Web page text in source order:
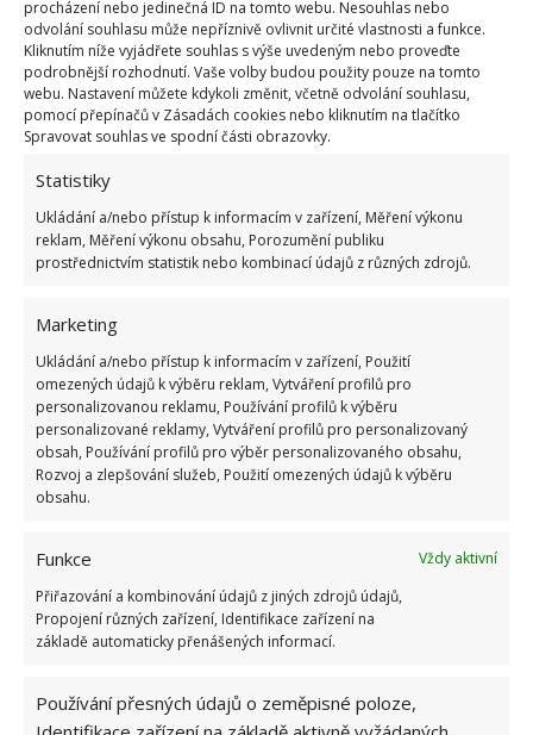
procházení nebo jedinečná ID na tomto webu. Nesouhlas nebo
odvolání souhlasu může nepříznivě ovlivnit určité vlastnosti a funkce.
Kliknutím níže vyjádřete souhlas s výše uvedeným nebo proveďte
podrobnější rozhodnutí. Vaše volby budou použity pouze na tomto
webu. Nastavení můžete kdykoli změnit, včetně odvolání souhlasu,
pomocí přepínačů v Zásadách cookies nebo kliknutím na tlačítko
Spravovat souhlas ve spodní části obrazovky.
Statistiky
Ukládání a/nebo přístup k informacím v zařízení, Měření výkonu
reklam, Měření výkonu obsahu, Porozumění publiku
prostřednictvím statistik nebo kombinací údajů z různých zdrojů.
Marketing
Ukládání a/nebo přístup k informacím v zařízení, Použití
omezených údajů k výběru reklam, Vytváření profilů pro
personalizovanou reklamu, Používání profilů k výběru
personalizované reklamy, Vytváření profilů pro personalizovaný
obsah, Používání profilů pro výběr personalizovaného obsahu,
Rozvoj a zlepšování služeb, Použití omezených údajů k výběru
obsahu.
Funkce
Vždy aktivní
Přiřazování a kombinování údajů z jiných zdrojů údajů,
Propojení různých zařízení, Identifikace zařízení na
základě automaticky přenášených informací.
Používání přesných údajů o zeměpisné poloze,
Fotografie: Freepik
Jaký další přípravek nekombinovat
s octem
Nekombinujte jej s žádným kupovaným čističem.
Chlor je obsažený skoro ve všech prostředcích. Je
velmi nebezpečné tyto dvě látky mísit. Dokonce není
doporučeno používat jeden po druhém. Také
případě vzniká kyselina peroctová, která má účinky
jako žíravina a dráždí oči, nosní sliznice a plíce.
Bělidla a amoniak
Smíchat amoniak s bělidlem může být také
jako je chloramin, který dokáže způsobit dušnost,
Bělidlo a alkohol
Nemíchejte bělidlo s lihovinou. Vytvoří se chloroform